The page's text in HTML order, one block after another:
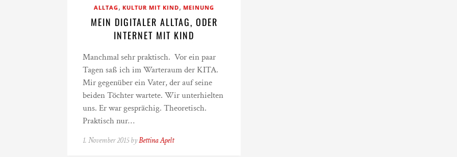
ALLTAG , KULTUR MIT KIND, MEINUNG
MEIN DIGITALER ALLTAG, ODER
INTERNET MIT KIND
Manchmal sehr praktisch. Vor ein paar
Tagen saß ich im Warteraum der KITA.
Mir gegenüber ein Vater, der auf seine
beiden Töchter wartete. Wir unterhielten
uns. Er war gesprächig. Theoretisch.
Praktisch nur…
1. November 2015 byBettina Apelt